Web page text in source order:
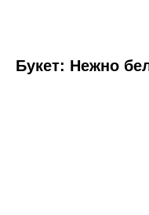
Букет: Нежно